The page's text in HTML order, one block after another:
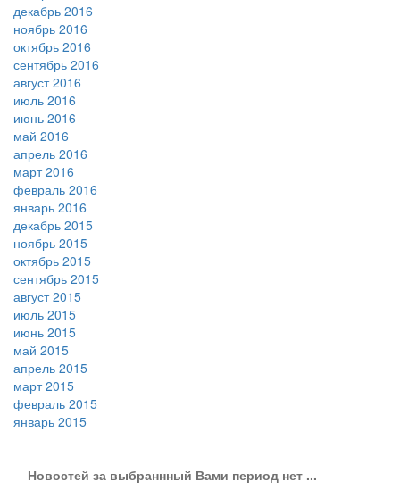
декабрь 2016
ноябрь 2016
октябрь 2016
сентябрь 2016
август 2016
июль 2016
июнь 2016
май 2016
апрель 2016
март 2016
февраль 2016
январь 2016
декабрь 2015
ноябрь 2015
октябрь 2015
сентябрь 2015
август 2015
июль 2015
июнь 2015
май 2015
апрель 2015
март 2015
февраль 2015
январь 2015
Новостей за выбраннный Вами период нет ...